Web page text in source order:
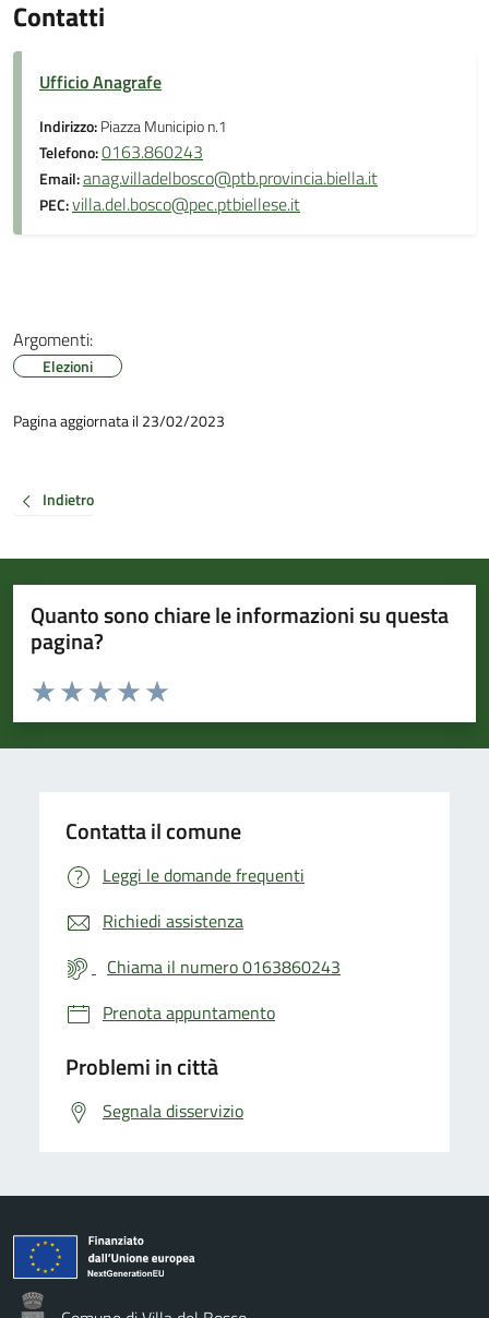
Contatti
Ufficio Anagrafe
Indirizzo:Piazza Municipio n.1
Telefono:0163.860243
Email:anag.villadelbosco@ptb.provincia.biella.it
PEC:villa.del.bosco@pec.ptbiellese.it
Argomenti:
Elezioni
Pagina aggiornata il 23/02/2023
Indietro
Quanto sono chiare le informazioni su questa
pagina?
Valuta da 1 a 5 stelle la pagina
Valuta 5 stelle su 5
Valuta 4 stelle su 5
Valuta 3 stelle su 5
Valuta 2 stelle su 5
Valuta 1 stelle su 5
Contatta il comune
Leggi le domande frequenti
Richiedi assistenza
Chiama il numero 0163860243
Prenota appuntamento
Problemi in città
Segnala disservizio